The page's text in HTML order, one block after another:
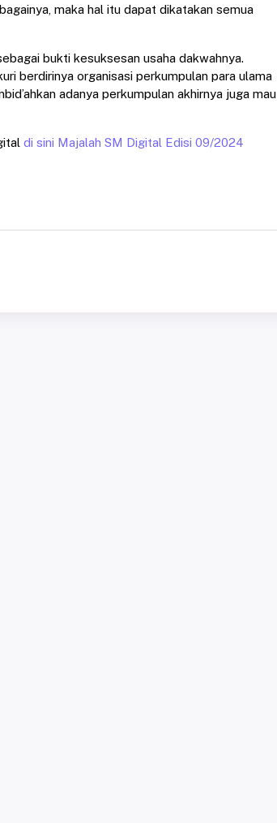
maka hal itu dapat dikatakan semua
bukti kesuksesan usaha dakwahnya.
berdirinya organisasi perkumpulan para ulama
adanya perkumpulan akhirnya juga mau
di sini Majalah SM Digital Edisi 09/2024